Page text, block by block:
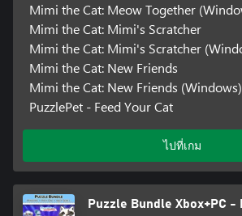
Mimi the Cat: Meow Together
Mimi the Cat: Mimi's Scratcher
Mimi the Cat: Mimi's Scratcher
Mimi the Cat: New Friends
Mimi the Cat: New Friends (Windows)
PuzzlePet - Feed Your Cat
ไปที่เกม
Puzzle Bundle Xbox+PC -